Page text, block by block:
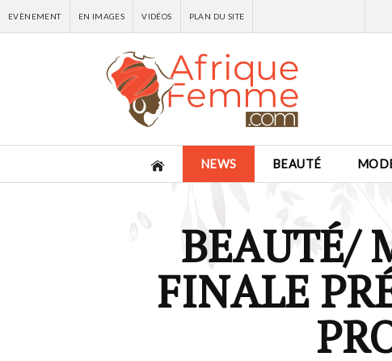
EVÈNEMENT EN IMAGES VIDÉOS PLAN DU SITE
NEWS BEAUTÉ
BEAUTÉ/
FINALE